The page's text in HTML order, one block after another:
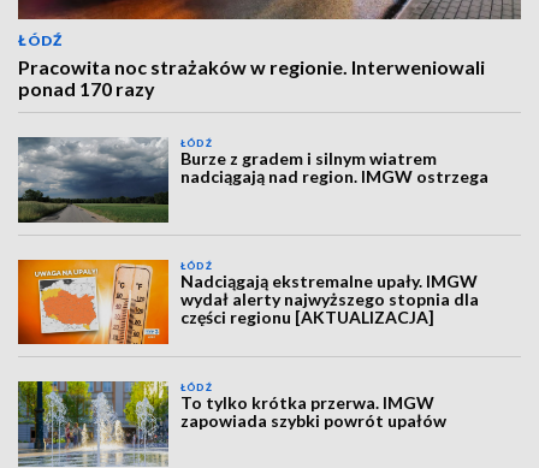
ŁÓDŹ
Pracowita noc strażaków w regionie. Interweniowali
ponad 170 razy
ŁÓDŹ
Burze z gradem i silnym wiatrem
nadciągają nad region. IMGW ostrzega
ŁÓDŹ
Nadciągają ekstremalne upały. IMGW
wydał alerty najwyższego stopnia dla
części regionu [AKTUALIZACJA]
ŁÓDŹ
To tylko krótka przerwa. IMGW
zapowiada szybki powrót upałów